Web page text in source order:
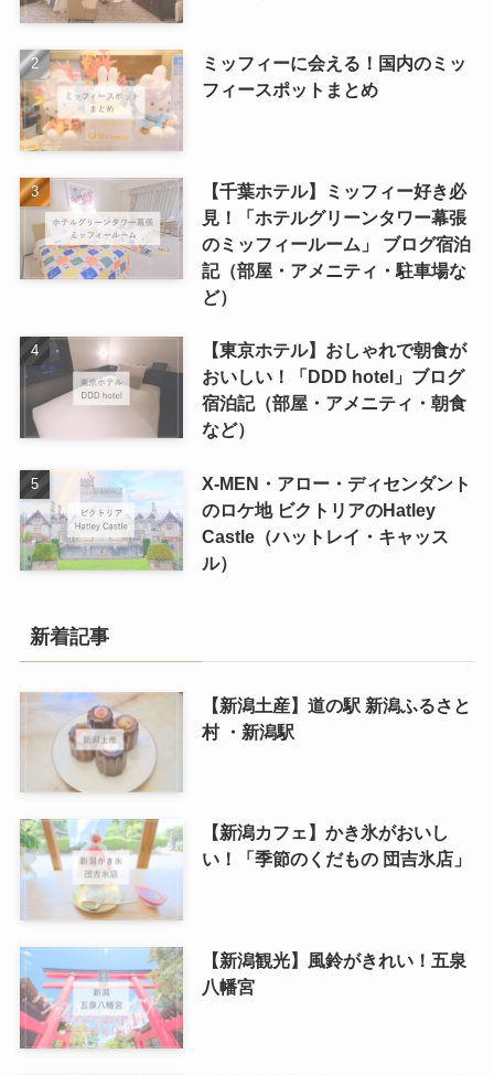
ミッフィーに会える！国内のミッ
フィースポットまとめ
【千葉ホテル】ミッフィー好き必
見！「ホテルグリーンタワー幕張
のミッフィールーム」 ブログ宿泊
記（部屋・アメニティ・駐車場な
ど）
【東京ホテル】おしゃれで朝食が
おいしい！「DDD hotel」ブログ
宿泊記（部屋・アメニティ・朝食
など）
X-MEN・アロー・ディセンダント
のロケ地 ビクトリアのHatley
Castle（ハットレイ・キャッス
ル）
新着記事
【新潟土産】道の駅 新潟ふるさと
村 ・新潟駅
【新潟カフェ】かき氷がおいし
い！「季節のくだもの 団吉氷店」
【新潟観光】風鈴がきれい！五泉
八幡宮